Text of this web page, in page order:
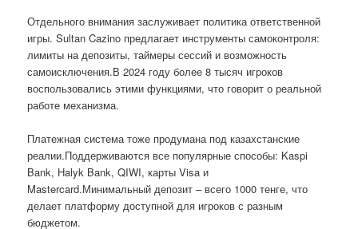
Отдельного внимания заслуживает политика ответственной
игры. Sultan Cazino предлагает инструменты самоконтроля:
лимиты на депозиты, таймеры сессий и возможность
самоисключения.В 2024 году более 8 тысяч игроков
воспользовались этими функциями, что говорит о реальной
работе механизма.
Платежная система тоже продумана под казахстанские
реалии.Поддерживаются все популярные способы: Kaspi
Bank, Halyk Bank, QIWI, карты Visa и
Mastercard.Минимальный депозит – всего 1000 тенге, что
делает платформу доступной для игроков с разным
бюджетом.